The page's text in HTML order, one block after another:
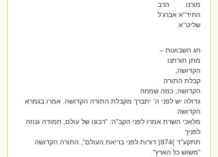
מורנו הרב
החיד''א אברג'ל
שליט''א
חג השבועות –
מתן תורתנו
הקדושה,
קבלת התורה
הקדושה, כמה שמחה
גדולה יש לפני ה' יתברך מקבלת התורה הקדושה. אמרו בגמרא
הקדושה
מלאכי השרת אמרו לפני הקב"ה: "רבונו של עולם, חמודה גנוזה
לפניך
תתקע"ד )974( דורות לפני בריאת העולם", התורה הקדושה
"משוש כל הארץ".